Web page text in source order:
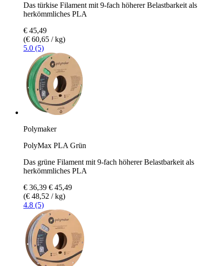
Das türkise Filament mit 9-fach höherer Belastbarkeit als
herkömmliches PLA
€ 45,49
(€ 60,65 / kg)
5.0 (5)
Polymaker
PolyMax PLA Grün
Das grüne Filament mit 9-fach höherer Belastbarkeit als
herkömmliches PLA
€ 36,39 € 45,49
(€ 48,52 / kg)
4.8 (5)